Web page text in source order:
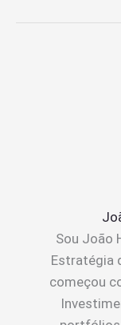
Sou João
Estratégia
começou